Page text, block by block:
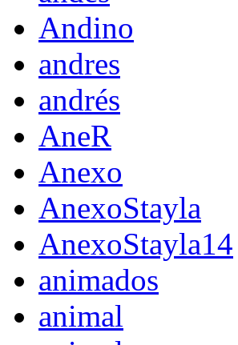
Andino
andres
andrés
AneR
Anexo
AnexoStayla
AnexoStayla14
animados
animal